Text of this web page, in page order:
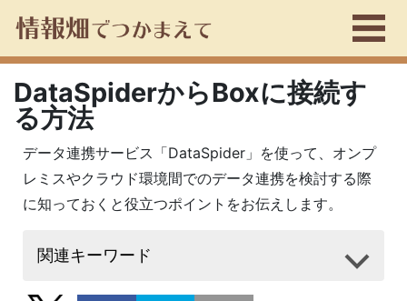
DataSpiderからBoxに接続す
る方法
データ連携サービス「DataSpider」を使って、オンプ
レミスやクラウド環境間でのデータ連携を検討する際
に知っておくと役立つポイントをお伝えします。
関連キーワード